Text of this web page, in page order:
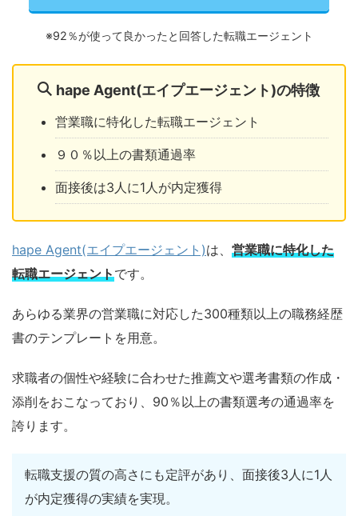
※92％が使って良かったと回答した転職エージェント
hape Agent(エイプエージェント)の特徴
営業職に特化した転職エージェント
９０％以上の書類通過率
面接後は3人に1人が内定獲得
hape Agent(エイプエージェント)は、 営業職に特化した
転職エージェントです。
あらゆる業界の営業職に対応した300種類以上の職務経歴
書のテンプレートを用意。
求職者の個性や経験に合わせた推薦文や選考書類の作成・
添削をおこなっており、90％以上の書類選考の通過率を
誇ります。
転職支援の質の高さにも定評があり、面接後3人に1人
が内定獲得の実績を実現。